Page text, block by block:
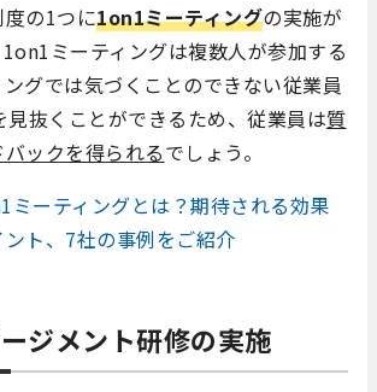
の1つに1on1ミーティングの実施が
ミーティングは複数人が参加する
グでは気づくことのできない従業員
見抜くことができるため、従業員は質
ックを得られるでしょう。
ミーティングとは？期待される効果
ト、7社の事例をご紹介
ジメント研修の実施